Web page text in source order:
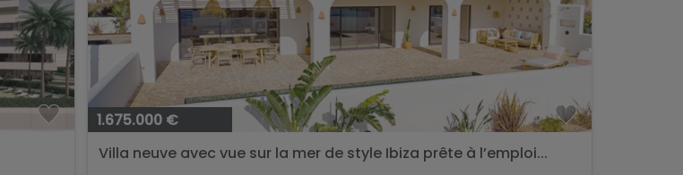
1.675.000 €
Villa neuve avec vue sur la mer de style Ibiza prête à l’emploi...